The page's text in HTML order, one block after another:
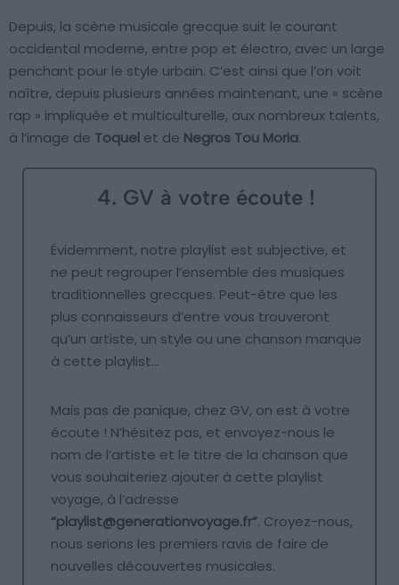
Depuis, la scène musicale grecque suit le courant
occidental moderne, entre pop et électro, avec un large
penchant pour le style urbain. C’est ainsi que l’on voit
naître, depuis plusieurs années maintenant, une « scène
rap » impliquée et multiculturelle, aux nombreux talents,
à l’image de Toquel et de Negros Tou Moria.
4. GV à votre écoute !
Évidemment, notre playlist est subjective, et
ne peut regrouper l’ensemble des musiques
traditionnelles grecques. Peut-être que les
plus connaisseurs d’entre vous trouveront
qu’un artiste, un style ou une chanson manque
à cette playlist…
Mais pas de panique, chez GV, on est à votre
écoute ! N’hésitez pas, et envoyez-nous le
nom de l’artiste et le titre de la chanson que
vous souhaiteriez ajouter à cette playlist
voyage, à l’adresse
“playlist@generationvoyage.fr”. Croyez-nous,
nous serions les premiers ravis de faire de
nouvelles découvertes musicales.